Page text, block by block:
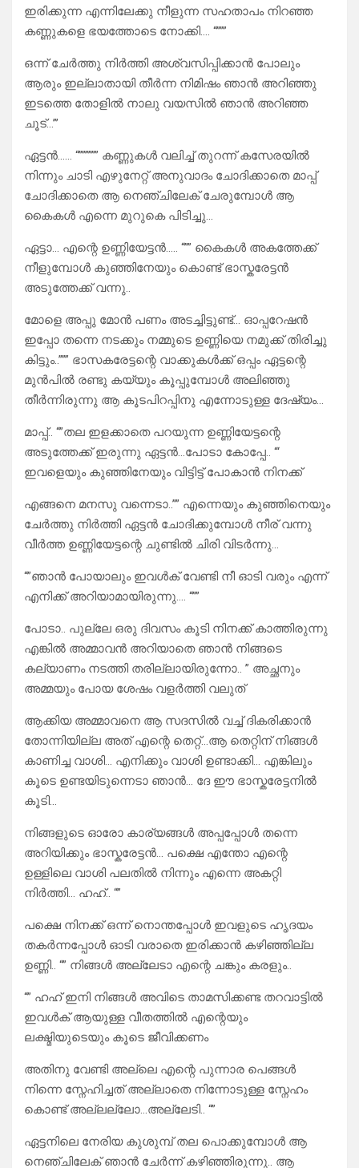
ഇരിക്കുന്ന എന്നിലേക്കു നീളുന്ന സഹതാപം നിറഞ്ഞ
കണ്ണുകളെ ഭയത്തോടെ നോക്കി…. “”””
ഒന്ന് ചേർത്തു നിർത്തി അശ്വസിപ്പിക്കാൻ പോലും
ആരും ഇല്ലാതായി തീർന്ന നിമിഷം ഞാൻ അറിഞ്ഞു
ഇടത്തെ തോളിൽ നാലു വയസിൽ ഞാൻ അറിഞ്ഞ
ചൂട്…”’
ഏട്ടൻ…… “”””””” കണ്ണുകൾ വലിച്ച് തുറന്ന് കസേരയിൽ
നിന്നും ചാടി എഴുനേറ്റ് അനുവാദം ചോദിക്കാതെ മാപ്പ്
ചോദിക്കാതെ ആ നെഞ്ചിലേക് ചേരുമ്പോൾ ആ
കൈകൾ എന്നെ മുറുകെ പിടിച്ചു…
ഏട്ടാ… എന്റെ ഉണ്ണിയേട്ടൻ….. “”” കൈകൾ അകത്തേക്ക്
നീളുമ്പോൾ കുഞ്ഞിനേയും കൊണ്ട് ഭാസ്കരേട്ടൻ
അടുത്തേക്ക് വന്നു..
മോളെ അപ്പു മോൻ പണം അടച്ചിട്ടുണ്ട്… ഓപ്പറേഷൻ
ഇപ്പോ തന്നെ നടക്കും നമ്മുടെ ഉണ്ണിയെ നമുക്ക് തിരിച്ചു
കിട്ടും..””” ഭാസകരേട്ടന്റെ വാക്കുകൾക്ക്‌ ഒപ്പം ഏട്ടന്റെ
മുൻപിൽ രണ്ടു കയ്യും കൂപ്പുമ്പോൾ അലിഞ്ഞു
തീർന്നിരുന്നു ആ കൂടപിറപ്പിനു എന്നോടുള്ള ദേഷ്യം…
മാപ്പ്.. “”തല ഇളക്കാതെ പറയുന്ന ഉണ്ണിയേട്ടന്റെ
അടുത്തേക്ക് ഇരുന്നു ഏട്ടൻ…പോടാ കോപ്പേ.. “‘
ഇവളെയും കുഞ്ഞിനേയും വിട്ടിട്ട് പോകാൻ നിനക്ക്
എങ്ങനെ മനസു വന്നെടാ..”” എന്നെയും കുഞ്ഞിനെയും
ചേർത്തു നിർത്തി ഏട്ടൻ ചോദിക്കുമ്പോൾ നീര് വന്നു
വീർത്ത ഉണ്ണിയേട്ടന്റെ ചുണ്ടിൽ ചിരി വിടർന്നു…
“”ഞാൻ പോയാലും ഇവൾക് വേണ്ടി നീ ഓടി വരും എന്ന്
എനിക്ക് അറിയാമായിരുന്നു…. “””
പോടാ.. പുല്ലേ ഒരു ദിവസം കൂടി നിനക്ക് കാത്തിരുന്നു
എങ്കിൽ അമ്മാവൻ അറിയാതെ ഞാൻ നിങ്ങടെ
കല്യാണം നടത്തി തരില്ലായിരുന്നോ.. ” അച്ഛനും
അമ്മയും പോയ ശേഷം വളർത്തി വലുത്
ആക്കിയ അമ്മാവനെ ആ സദസിൽ വച്ച് ദികരിക്കാൻ
തോന്നിയില്ല അത് എന്റെ തെറ്റ്…ആ തെറ്റിന് നിങ്ങൾ
കാണിച്ച വാശി… എനിക്കും വാശി ഉണ്ടാക്കി… എങ്കിലും
കൂടെ ഉണ്ടയിടുന്നെടാ ഞാൻ… ദേ ഈ ഭാസ്കരേട്ടനിൽ
കൂടി…
നിങ്ങളുടെ ഓരോ കാര്യങ്ങൾ അപ്പപ്പോൾ തന്നെ
അറിയിക്കും ഭാസ്കരേട്ടൻ… പക്ഷെ എന്തോ എന്റെ
ഉള്ളിലെ വാശി പലതിൽ നിന്നും എന്നെ അകറ്റി
നിർത്തി… ഹഹ്.. “”
പക്ഷെ നിനക്ക് ഒന്ന് നൊന്തപ്പോൾ ഇവളുടെ ഹൃദയം
തകർന്നപ്പോൾ ഓടി വരാതെ ഇരിക്കാൻ കഴിഞ്ഞില്ല
ഉണ്ണി.. “” നിങ്ങൾ അല്ലേടാ എന്റെ ചങ്കും കരളും..
“” ഹഹ് ഇനി നിങ്ങൾ അവിടെ താമസിക്കണ്ട തറവാട്ടിൽ
ഇവൾക് ആയുള്ള വീതത്തിൽ എന്റെയും
ലക്ഷ്മിയുടെയും കൂടെ ജീവിക്കണം
അതിനു വേണ്ടി അല്ലെ എന്റെ പുന്നാര പെങ്ങൾ
നിന്നെ സ്നേഹിച്ചത് അല്ലാതെ നിന്നോടുള്ള സ്നേഹം
കൊണ്ട് അല്ലല്ലോ…അല്ലേടി.. “”
ഏട്ടനിലെ നേരിയ കുശുമ്പ് തല പൊക്കുമ്പോൾ ആ
നെഞ്ചിലേക് ഞാൻ ചേർന്ന് കഴിഞ്ഞിരുന്നു.. ആ